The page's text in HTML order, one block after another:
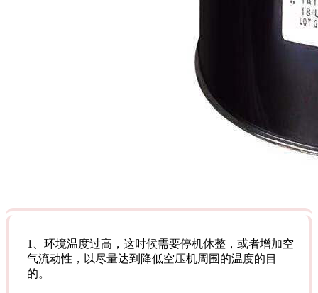
1、环境温度过高，这时候需要停机休整，或者增加空
气流动性，以尽量达到降低空压机周围的温度的目
的。